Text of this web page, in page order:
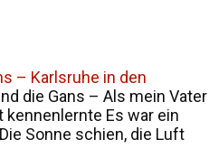
– Karlsruhe in den
die Gans – Als mein Vater
kennenlernte Es war ein
Sonne schien, die Luft